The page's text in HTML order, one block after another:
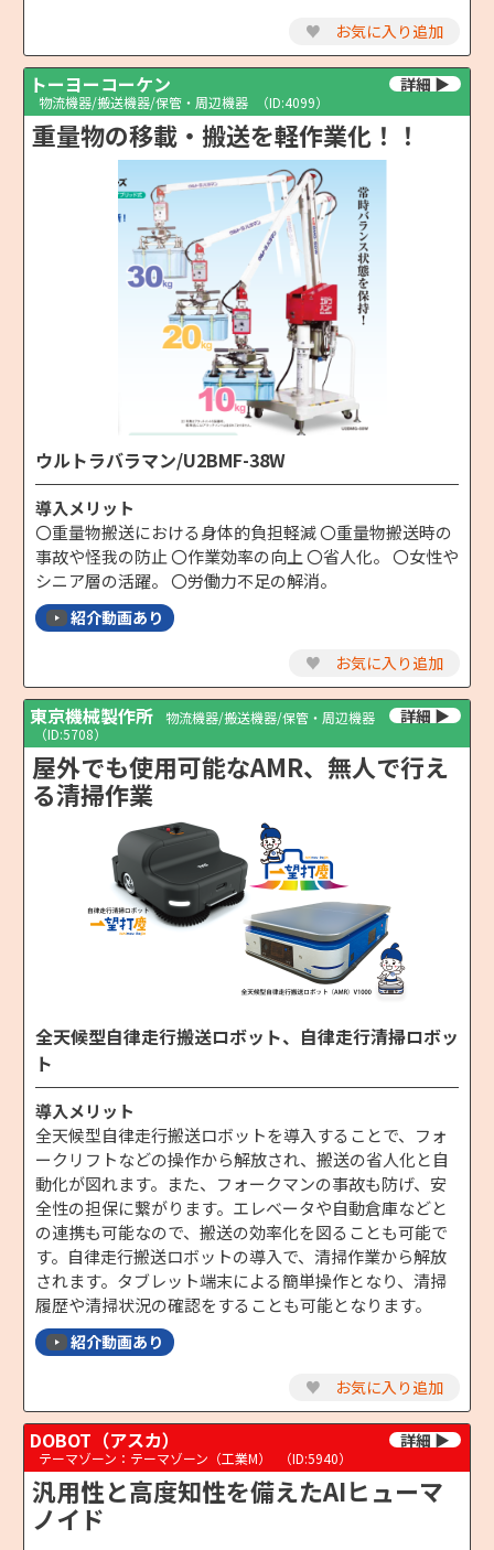
♥ お気に入り追加
トーヨーコーケン
物流機器/搬送機器/保管・周辺機器 （ID:4099）
重量物の移載・搬送を軽作業化！！
ウルトラバラマン/U2BMF-38W
導入メリット
〇重量物搬送における身体的負担軽減 〇重量物搬送時の
事故や怪我の防止 〇作業効率の向上 〇省人化。 〇女性や
シニア層の活躍。 〇労働力不足の解消。
紹介動画あり
♥ お気に入り追加
東京機械製作所
物流機器/搬送機器/保管・周辺機器
（ID:5708）
屋外でも使用可能なAMR、無人で行え
る清掃作業
全天候型自律走行搬送ロボット、自律走行清掃ロボッ
ト
導入メリット
全天候型自律走行搬送ロボットを導入することで、フォ
ークリフトなどの操作から解放され、搬送の省人化と自
動化が図れます。また、フォークマンの事故も防げ、安
全性の担保に繋がります。エレベータや自動倉庫などと
の連携も可能なので、搬送の効率化を図ることも可能で
す。自律走行搬送ロボットの導入で、清掃作業から解放
されます。タブレット端末による簡単操作となり、清掃
履歴や清掃状況の確認をすることも可能となります。
紹介動画あり
♥ お気に入り追加
DOBOT（アスカ）
テーマゾーン：テーマゾーン（工業M） （ID:5940）
汎用性と高度知性を備えたAIヒューマ
ノイド